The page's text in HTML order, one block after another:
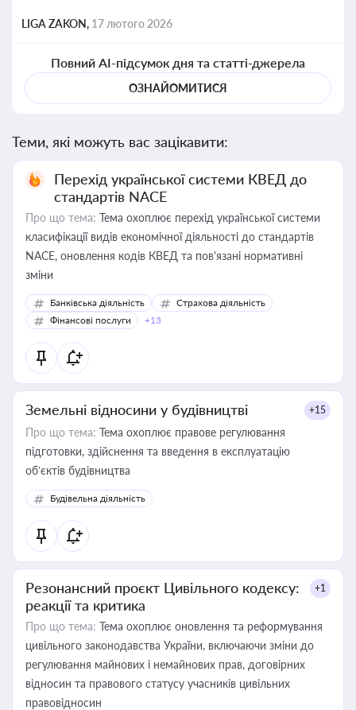
LIGA ZAKON, 17 лютого 2026
Повний AI-підсумок дня та статті-джерела
ОЗНАЙОМИТИСЯ
Теми, які можуть вас зацікавити:
Перехід української системи КВЕД до
стандартів NACE
Про що тема: Тема охоплює перехід української системи
класифікації видів економічної діяльності до стандартів
NACE, оновлення кодів КВЕД та пов'язані нормативні
зміни
Банківська діяльність
Страхова діяльність
Фінансові послуги
+13
Земельні відносини у будівництві +15
Про що тема: Тема охоплює правове регулювання
підготовки, здійснення та введення в експлуатацію
об’єктів будівництва
Будівельна діяльність
Резонансний проєкт Цивільного кодексу:
реакції та критика
+1
Про що тема: Тема охоплює оновлення та реформування
цивільного законодавства України, включаючи зміни до
регулювання майнових і немайнових прав, договірних
відносин та правового статусу учасників цивільних
правовідносин